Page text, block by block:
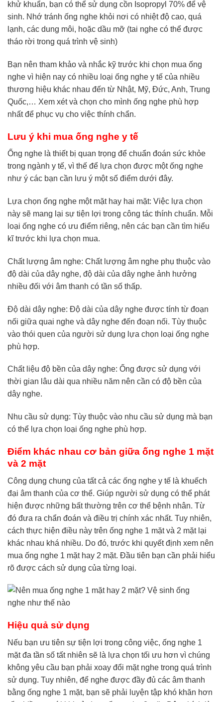
khử khuẩn, bạn có thể sử dụng cồn Isopropyl 70% để vệ
sinh. Nhớ tránh ống nghe khỏi nơi có nhiệt độ cao, quá
lạnh, các dung môi, hoặc dầu mỡ (tai nghe có thể được
tháo rời trong quá trình vệ sinh)
Bạn nên tham khảo và nhắc kỹ trước khi chọn mua ống
nghe vì hiện nay có nhiều loại ống nghe y tế của nhiều
thương hiệu khác nhau đến từ Nhật, Mỹ, Đức, Anh, Trung
Quốc,… Xem xét và chọn cho mình ống nghe phù hợp
nhất để phục vụ cho việc thính chẩn.
Lưu ý khi mua ống nghe y tế
Ống nghe là thiết bị quan trọng để chuẩn đoán sức khỏe
trong ngành y tế, vì thế để lựa chọn được một ống nghe
như ý các bạn cần lưu ý một số điểm dưới đây.
Lựa chọn ống nghe một mặt hay hai mặt: Việc lựa chọn
này sẽ mang lại sự tiện lợi trong công tác thính chuẩn. Mỗi
loại ống nghe có ưu điểm riêng, nên các bạn cần tìm hiểu
kĩ trước khi lựa chọn mua.
Chất lượng âm nghe: Chất lượng âm nghe phụ thuộc vào
độ dài của dây nghe, độ dài của dây nghe ảnh hưởng
nhiều đối với âm thanh có tần số thấp.
Độ dài dây nghe: Độ dài của dây nghe được tính từ đoạn
nối giữa quai nghe và dây nghe đến đoạn nối. Tùy thuộc
vào thói quen của người sử dụng lựa chọn loại ống nghe
phù hợp.
Chất liệu độ bền của dây nghe: Ống được sử dụng với
thời gian lâu dài qua nhiều năm nên cần có độ bền của
dây nghe.
Nhu cầu sử dụng: Tùy thuộc vào nhu cầu sử dụng mà bạn
có thể lựa chọn loại ống nghe phù hợp.
Điểm khác nhau cơ bản giữa ống nghe 1 mặt
và 2 mặt
Công dụng chung của tất cả các ống nghe y tế là khuếch
đại âm thanh của cơ thể. Giúp người sử dụng có thể phát
hiện được những bất thường trên cơ thể bệnh nhân. Từ
đó đưa ra chẩn đoán và điều trị chính xác nhất. Tuy nhiên,
cách thực hiện điều này trên ống nghe 1 mặt và 2 mặt lại
khác nhau khá nhiều. Do đó, trước khi quyết định xem nên
mua ống nghe 1 mặt hay 2 mặt. Đầu tiên bạn cần phải hiểu
rõ được cách sử dụng của từng loại.
Hiệu quả sử dụng
Nếu bạn ưu tiên sự tiện lợi trong công việc, ống nghe 1
mặt đa tần số tất nhiên sẽ là lựa chọn tối ưu hơn vì chúng
không yêu cầu bạn phải xoay đổi mặt nghe trong quá trình
sử dụng. Tuy nhiên, để nghe được đầy đủ các âm thanh
bằng ống nghe 1 mặt, bạn sẽ phải luyện tập khó khăn hơn